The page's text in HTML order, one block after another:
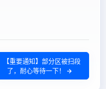
【重要通知】部分区被扫段
了，耐心等待一下！